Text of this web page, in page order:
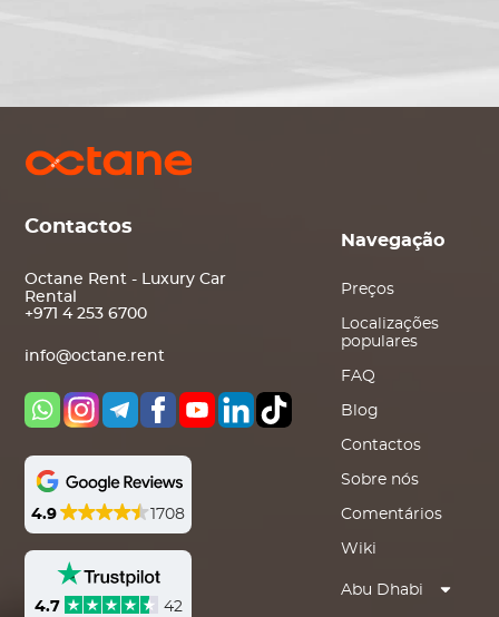
Contactos
Octane Rent - Luxury Car
Rental
+971 4 253 6700
info@octane.rent
4.9 1708
4.7 42
Navegação
Preços
Localizações
populares
FAQ
Blog
Contactos
Sobre nós
Comentários
Wiki
Abu Dhabi